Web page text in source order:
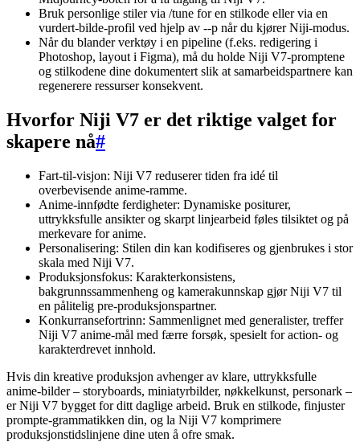
Bruk personlige stiler via /tune for en stilkode eller via en
vurdert-bilde-profil ved hjelp av --p når du kjører Niji-modus.
Når du blander verktøy i en pipeline (f.eks. redigering i
Photoshop, layout i Figma), må du holde Niji V7-promptene
og stilkodene dine dokumentert slik at samarbeidspartnere kan
regenerere ressurser konsekvent.
Hvorfor Niji V7 er det riktige valget for
skapere nå#
Fart-til-visjon: Niji V7 reduserer tiden fra idé til
overbevisende anime-ramme.
Anime-innfødte ferdigheter: Dynamiske positurer,
uttrykksfulle ansikter og skarpt linjearbeid føles tilsiktet og på
merkevare for anime.
Personalisering: Stilen din kan kodifiseres og gjenbrukes i stor
skala med Niji V7.
Produksjonsfokus: Karakterkonsistens,
bakgrunnssammenheng og kamerakunnskap gjør Niji V7 til
en pålitelig pre-produksjonspartner.
Konkurransefortrinn: Sammenlignet med generalister, treffer
Niji V7 anime-mål med færre forsøk, spesielt for action- og
karakterdrevet innhold.
Hvis din kreative produksjon avhenger av klare, uttrykksfulle
anime-bilder – storyboards, miniatyrbilder, nøkkelkunst, personark –
er Niji V7 bygget for ditt daglige arbeid. Bruk en stilkode, finjuster
prompte-grammatikken din, og la Niji V7 komprimere
produksjonstidslinjene dine uten å ofre smak.